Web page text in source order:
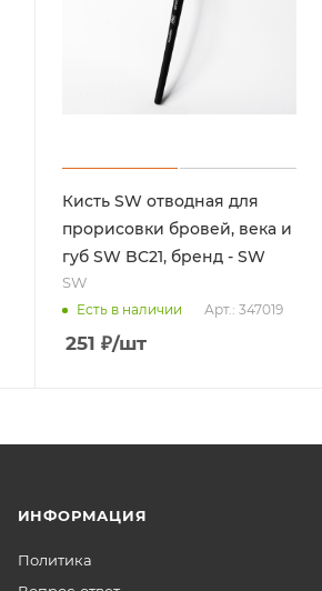
Кисть SW отводная для
прорисовки бровей, века и
губ SW BC21, бренд - SW
SW
Есть в наличии Арт.: 347019
251 ₽/шт
ИНФОРМАЦИЯ
Политика